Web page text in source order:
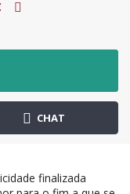
CHAT
finalizada